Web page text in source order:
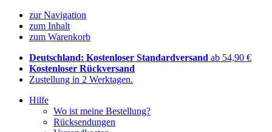
zur Navigation
zum Inhalt
zum Warenkorb
Deutschland: Kostenloser Standardversand ab 54,90 €
Kostenloser Rückversand
Zustellung in 2 Werktagen.
Hilfe
Wo ist meine Bestellung?
Rücksendungen